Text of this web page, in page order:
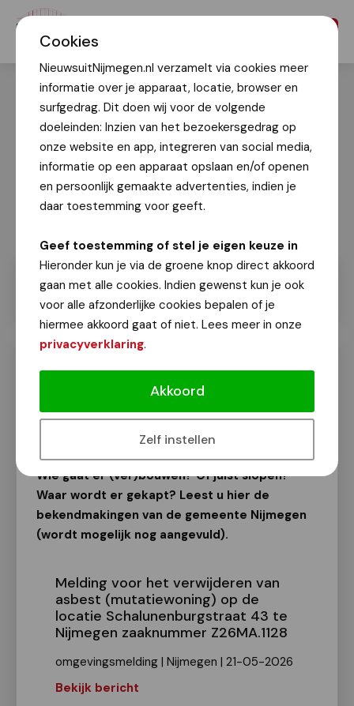
Cookies
NieuwsuitNijmegen.nl verzamelt via cookies meer
informatie over je apparaat, locatie, browser en
surfgedrag. Dit doen wij voor de volgende
doeleinden: Inzien van het bezoekersgedrag op
onze website en app, integreren van social media,
informatie op een apparaat opslaan en/of openen
en persoonlijk gemaakte advertenties, indien je
daar toestemming voor geeft.
Geef toestemming of stel je eigen keuze in
Hieronder kun je via de groene knop direct akkoord
gaan met alle cookies. Indien gewenst kun je ook
voor alle afzonderlijke cookies bepalen of je
hiermee akkoord gaat of niet. Lees meer in onze
privacyverklaring.
Akkoord
Zelf instellen
Bekendmakingen van de gemeente
Van onze redactie
Wie gaat er (ver)bouwen? Of juist slopen?
Waar wordt er gekapt? Leest u hier de
bekendmakingen van de gemeente Nijmegen
(wordt mogelijk nog aangevuld).
Melding voor het verwijderen van
asbest (mutatiewoning) op de
locatie Schalunenburgstraat 43 te
Nijmegen zaaknummer Z26MA.1128
omgevingsmelding | Nijmegen | 21-05-2026
Bekijk bericht